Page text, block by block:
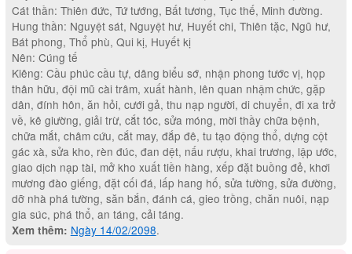
Cát thần: Thiên đức, Tứ tướng, Bất tương, Tục thế, Minh đường.
Hung thần: Nguyệt sát, Nguyệt hư, Huyết chi, Thiên tặc, Ngũ hư,
Bát phong, Thổ phù, Qui kị, Huyết kị
Nên: Cúng tế
Kiêng: Cầu phúc cầu tự, dâng biểu sớ, nhận phong tước vị, họp
thân hữu, đội mũ cài trâm, xuất hành, lên quan nhậm chức, gặp
dân, đính hôn, ăn hỏi, cưới gả, thu nạp người, di chuyển, đi xa trở
về, kê giường, giải trừ, cắt tóc, sửa móng, mời thầy chữa bệnh,
chữa mắt, châm cứu, cắt may, đắp đê, tu tạo động thổ, dựng cột
gác xà, sửa kho, rèn đúc, đan dệt, nấu rượu, khai trương, lập ước,
giao dịch nạp tài, mở kho xuất tiền hàng, xếp đặt buồng đẻ, khơi
mương đào giếng, đặt cối đá, lấp hang hố, sửa tường, sửa đường,
dỡ nhà phá tường, săn bắn, đánh cá, gieo trồng, chăn nuôi, nạp
gia súc, phá thổ, an táng, cải táng.
Xem thêm: Ngày 14/02/2098.